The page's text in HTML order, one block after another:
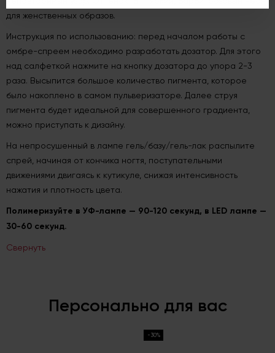
для женственных образов.
Инструкция по использованию: перед началом работы с
омбре-спреем необходимо разработать дозатор. Для этого
над салфеткой нажмите на кнопку дозатора до упора 2-3
раза. Высыпится большое количество пигмента, которое
было накоплено в самом пульверизаторе. Далее струя
пигмента будет идеальной для совершенного градиента,
можно приступать к дизайну.
На непросушенный в лампе гель/базу/гель-лак распылите
спрей, начиная от кончика ногтя, поступательными
движениями двигаясь к кутикуле, снижая интенсивность
нажатия и плотность цвета.
Полимеризуйте в УФ-лампе — 90-120 секунд, в LED лампе —
30-60 секунд.
Свернуть
Персонально для вас
-30%